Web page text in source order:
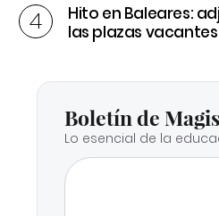
Hito en Baleares:
las plazas
Boletín de
Lo esencial de la